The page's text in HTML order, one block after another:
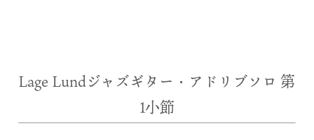
Lage Lundジャズギター・アドリブソロ 第
1小節